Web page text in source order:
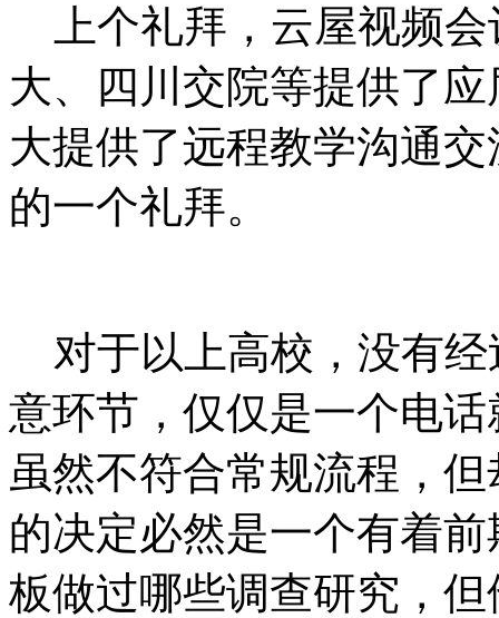
上个礼拜，云屋视频会
大、四川交院等提供了
大提供了远程教学沟通
的一个礼拜。
对于以上高校，没有经
意环节，仅仅是一个电
虽然不符合常规流程，
的决定必然是一个有着
板做过哪些调查研究，